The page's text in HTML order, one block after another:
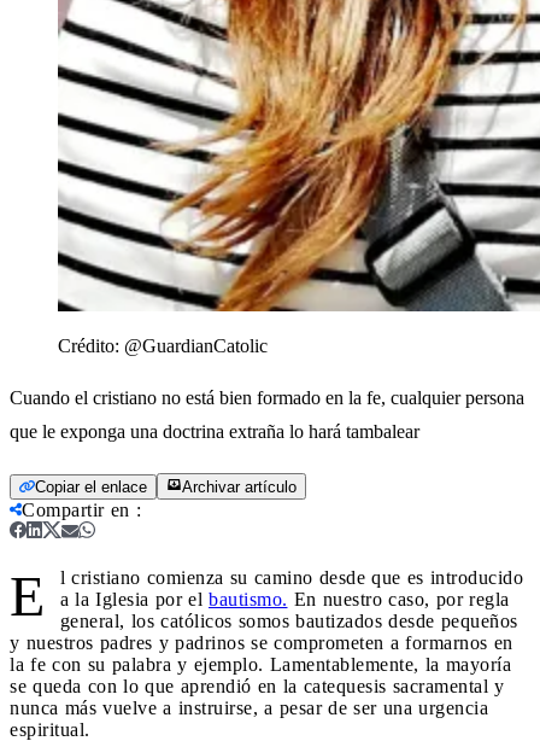
Crédito: @GuardianCatolic
Cuando el cristiano no está bien formado en la fe, cualquier persona
que le exponga una doctrina extraña lo hará tambalear
Copiar el enlace Archivar artículo
Compartir en :
E
l cristiano comienza su camino desde que es introducido
a la Iglesia por el bautismo. En nuestro caso, por regla
general, los católicos somos bautizados desde pequeños
y nuestros padres y padrinos se comprometen a formarnos en
la fe con su palabra y ejemplo. Lamentablemente, la mayoría
se queda con lo que aprendió en la catequesis sacramental y
nunca más vuelve a instruirse, a pesar de ser una urgencia
espiritual.